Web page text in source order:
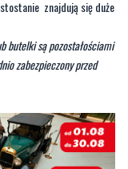
zabezpieczony przed